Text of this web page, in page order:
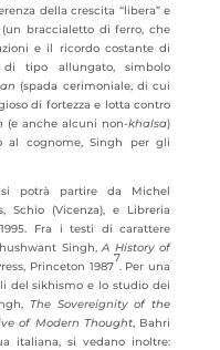
della crescita “libera” e
(un braccialetto di ferro, che
e il ricordo costante di
tipo allungato, simbolo
(spada cerimoniale, di cui
di fortezza e lotta contro
(e anche alcuni non-khalsa)
al cognome, Singh per gli
potrà partire da Michel
Schio (Vicenza), e Libreria
Fra i testi di carattere
Singh,A History of
Princeton 1987
7
. Per una
del sikhismo e lo studio dei
The Sovereignity of the
of Modern Thought, Bahri
italiana, si vedano inoltre: